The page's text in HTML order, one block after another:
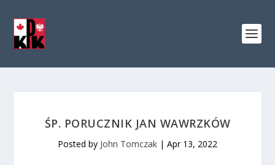
ŚP. PORUCZNIK JAN WAWRZKÓW
Posted by John Tomczak | Apr 13, 2022